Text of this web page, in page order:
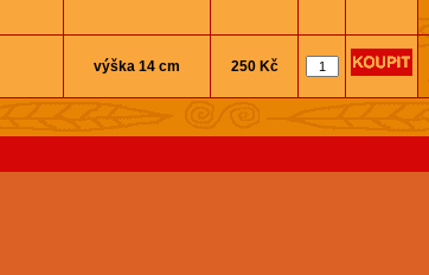
výška 14 cm 250 Kč